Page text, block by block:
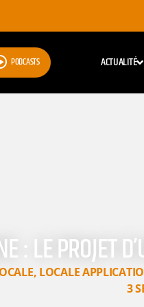
PODCASTS ACTUALITÉ
: LE PROJET
, LOCALE
3